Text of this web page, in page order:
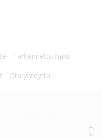
Tarkennettu haku
Ota yhteyttä